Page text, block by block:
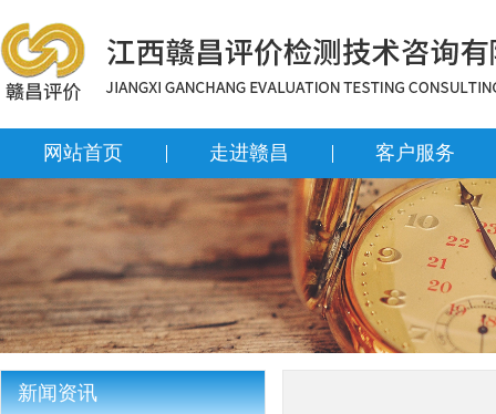
网站首页 走进赣昌 客户服务
新闻资讯